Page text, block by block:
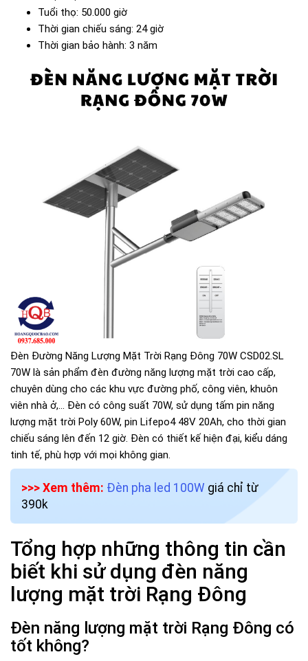
Tuổi thọ: 50.000 giờ
Thời gian chiếu sáng: 24 giờ
Thời gian bảo hành: 3 năm
Đèn Đường Năng Lượng Mặt Trời Rạng Đông 70W CSD02.SL
70W là sản phẩm đèn đường năng lượng mặt trời cao cấp,
chuyên dùng cho các khu vực đường phố, công viên, khuôn
viên nhà ở,... Đèn có công suất 70W, sử dụng tấm pin năng
lượng mặt trời Poly 60W, pin Lifepo4 48V 20Ah, cho thời gian
chiếu sáng lên đến 12 giờ. Đèn có thiết kế hiện đại, kiểu dáng
tinh tế, phù hợp với mọi không gian.
>>> Xem thêm: Đèn pha led 100W giá chỉ từ
390k
Tổng hợp những thông tin cần
biết khi sử dụng đèn năng
lượng mặt trời Rạng Đông
Đèn năng lượng mặt trời Rạng Đông có
tốt không?